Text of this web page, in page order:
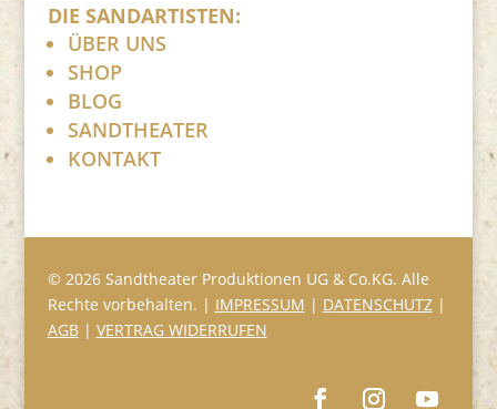
DIE SANDARTISTEN:
ÜBER UNS
SHOP
BLOG
SANDTHEATER
KONTAKT
© 2026 Sandtheater Produktionen UG & Co.KG. Alle
Rechte vorbehalten. | IMPRESSUM | DATENSCHUTZ|
AGB| VERTRAG WIDERRUFEN